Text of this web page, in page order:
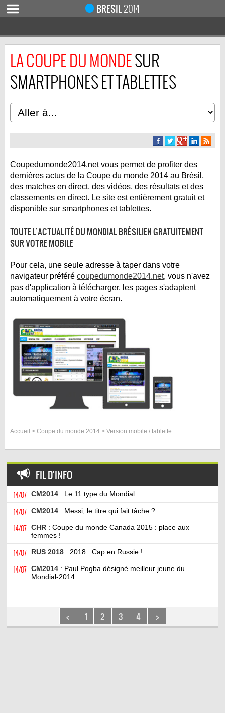
BRESIL2014
ACCUEIL
COUPE DU MONDE 2019
MONDIAL 2014
CALENDRIER / RÉSULTATS
CLASSEMENTS
LES BUTEURS
HOMME DU MATCH
LE RÈGLEMENT
QUALIFICATIONS
HISTORIQUE
COUPE DES CONFÉDÉRATIONS
LA COUPE DU MONDESUR
SMARTPHONES ET TABLETTES
Coupedumonde2014.net vous permet de profiter des
dernières actus de la Coupe du monde 2014 au Brésil,
des matches en direct, des vidéos, des résultats et des
classements en direct. Le site est entièrement gratuit et
disponible sur smartphones et tablettes.
TOUTE L’ACTUALITÉ DU MONDIAL BRÉSILIEN GRATUITEMENT
SUR VOTRE MOBILE
Pour cela, une seule adresse à taper dans votre
navigateur préféré coupedumonde2014.net, vous n'avez
pas d'application à télécharger, les pages s'adaptent
automatiquement à votre écran.
Accueil > Coupe du monde 2014> Version mobile / tablette
FIL D'INFO
14/07 CM2014 : Le 11 type du Mondial
14/07 CM2014 : Messi, le titre qui fait tâche ?
14/07 CHR : Coupe du monde Canada 2015 : place aux
femmes !
14/07 RUS 2018 : 2018 : Cap en Russie !
14/07 CM2014 : Paul Pogba désigné meilleur jeune du
Mondial-2014
< 1 2 3 4 >